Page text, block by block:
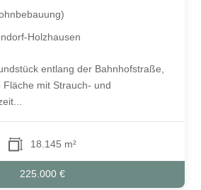
Holzhausen
entlang der Bahnhofstraße,
mit Strauch- und
18.145 m²
225.000 €